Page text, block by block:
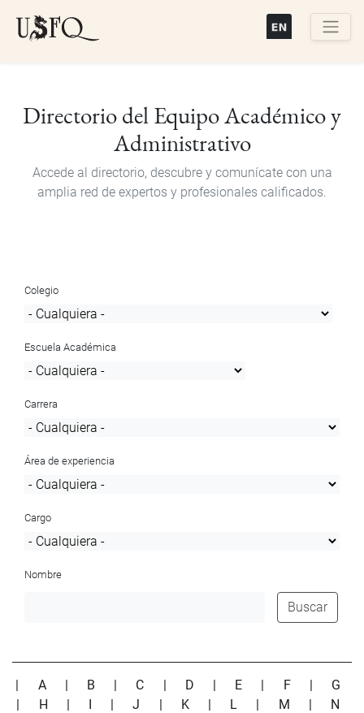
Directorio del Equipo Académico y
Administrativo
Accede al directorio, descubre y comunícate con una
amplia red de expertos y profesionales calificados.
Colegio
Escuela Académica
Carrera
Área de experiencia
Cargo
Nombre
Buscar
| A | B | C | D | E | F | G
| H | I |J | K | L | M | N